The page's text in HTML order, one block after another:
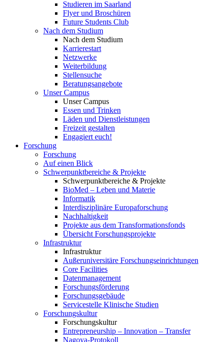
Studieren im Saarland
Flyer und Broschüren
Future Students Club
Nach dem Studium
Nach dem Studium
Karrierestart
Netzwerke
Weiterbildung
Stellensuche
Beratungsangebote
Unser Campus
Unser Campus
Essen und Trinken
Läden und Dienstleistungen
Freizeit gestalten
Engagiert euch!
Forschung
Forschung
Auf einen Blick
Schwerpunktbereiche & Projekte
Schwerpunktbereiche & Projekte
BioMed – Leben und Materie
Informatik
Interdisziplinäre Europaforschung
Nachhaltigkeit
Projekte aus dem Transformationsfonds
Übersicht Forschungsprojekte
Infrastruktur
Infrastruktur
Außeruniversitäre Forschungseinrichtungen
Core Facilities
Datenmanagement
Forschungsförderung
Forschungsgebäude
Servicestelle Klinische Studien
Forschungskultur
Forschungskultur
Entrepreneurship – Innovation – Transfer
Nagoya-Protokoll